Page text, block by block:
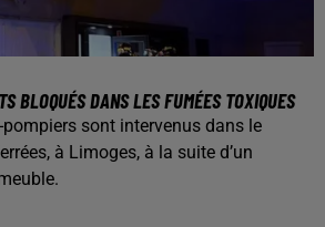
BLOQUÉS DANS LES FUMÉES TOXIQUES
pompiers sont intervenus dans le
à Limoges, à la suite d’un